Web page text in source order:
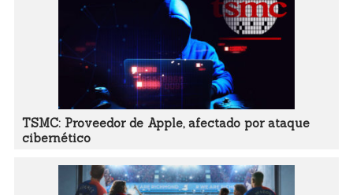
TSMC: Proveedor de Apple, afectado por ataque
cibernético